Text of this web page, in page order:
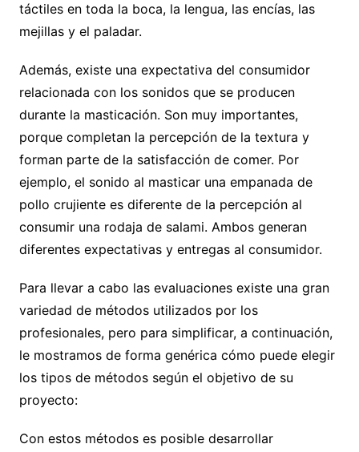
táctiles en toda la boca, la lengua, las encías, las
mejillas y el paladar.
Además, existe una expectativa del consumidor
relacionada con los sonidos que se producen
durante la masticación. Son muy importantes,
porque completan la percepción de la textura y
forman parte de la satisfacción de comer. Por
ejemplo, el sonido al masticar una empanada de
pollo crujiente es diferente de la percepción al
consumir una rodaja de salami. Ambos generan
diferentes expectativas y entregas al consumidor.
Para llevar a cabo las evaluaciones existe una gran
variedad de métodos utilizados por los
profesionales, pero para simplificar, a continuación,
le mostramos de forma genérica cómo puede elegir
los tipos de métodos según el objetivo de su
proyecto:
Con estos métodos es posible desarrollar